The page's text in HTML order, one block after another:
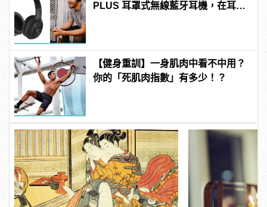
PLUS 耳罩式無線藍牙耳機，在耳邊
【健身重訓】一身肌肉中看不中用？
你的「死肌肉指數」有多少！？